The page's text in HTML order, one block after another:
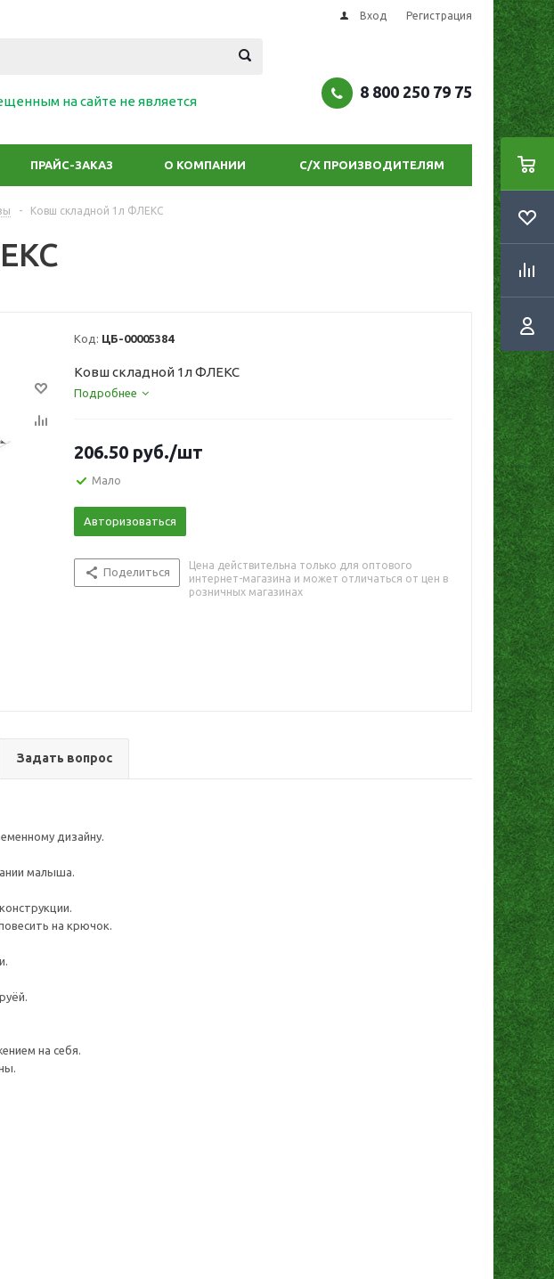
Вход Регистрация
на сайте не является
8 800 250 79 75
ПРАЙС-ЗАКАЗ О КОМПАНИИ С/Х ПРОИЗВОДИТЕЛЯМ
- Ковш складной 1л ФЛЕКС
Код: ЦБ-00005384
Ковш складной 1л ФЛЕКС
Подробнее
206.50 руб./шт
Мало
Авторизоваться
Поделиться
Цена действительна только для оптового
интернет-магазина и может отличаться от цен в
розничных магазинах
Задать вопрос
дизайну.
малыша.
на крючок.
на себя.